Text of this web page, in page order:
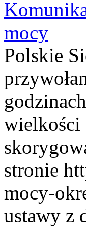
mocy
Polskie
wielkości
stronie
mocy-
ustawy z